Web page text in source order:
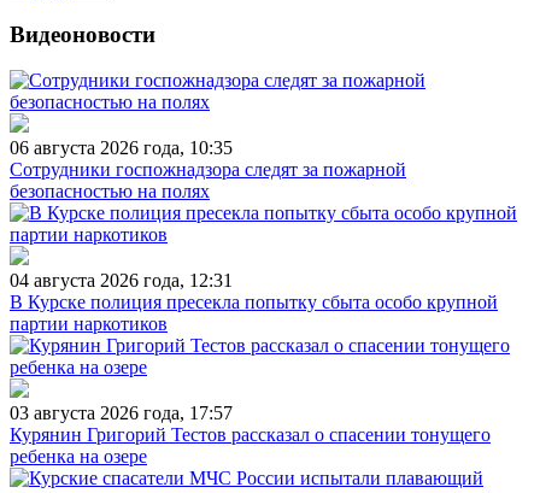
Видеоновости
06 августа 2026 года, 10:35
Сотрудники госпожнадзора следят за пожарной
безопасностью на полях
04 августа 2026 года, 12:31
В Курске полиция пресекла попытку сбыта особо крупной
партии наркотиков
03 августа 2026 года, 17:57
Курянин Григорий Тестов рассказал о спасении тонущего
ребенка на озере